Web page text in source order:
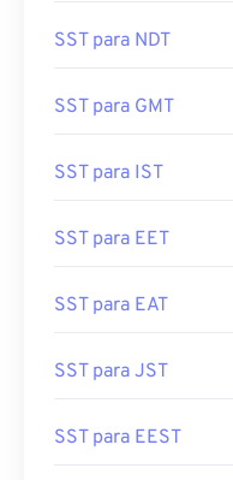
SST para NDT
SST para GMT
SST para IST
SST para EET
SST para EAT
SST para JST
SST para EEST